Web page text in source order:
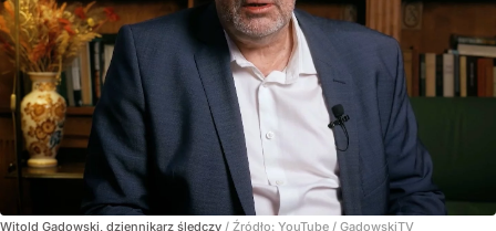
Witold Gadowski, dziennikarz śledczy / Źródło: YouTube / GadowskiTV